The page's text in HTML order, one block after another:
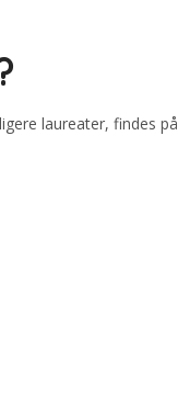
laureater, findes på